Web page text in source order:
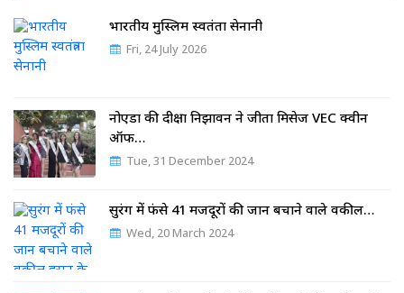
भारतीय मुस्लिम स्वतंत्रता सेनानी
Fri, 24 July 2026
नोएडा की दीक्षा निझावन ने जीता मिसेज VEC क्वीन
ऑफ…
Tue, 31 December 2024
सुरंग में फंसे 41 मजदूरों की जान बचाने वाले वकील…
Wed, 20 March 2024